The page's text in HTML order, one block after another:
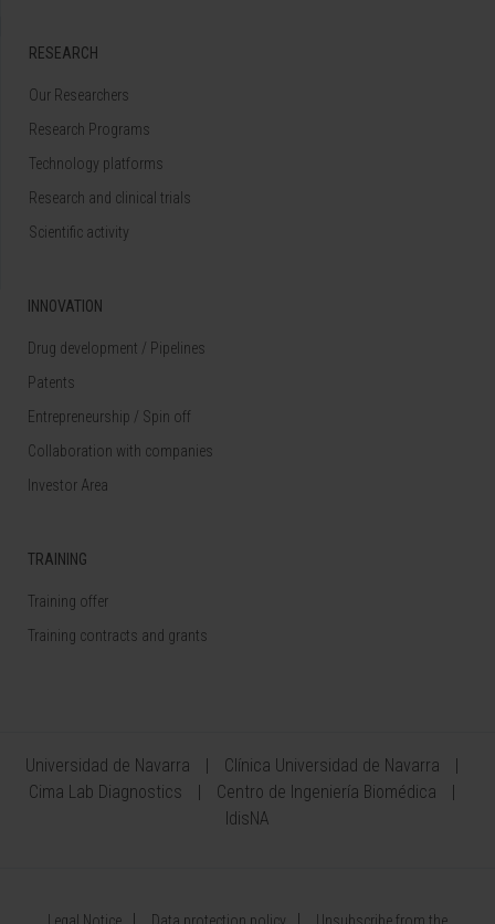
RESEARCH
Our Researchers
Research Programs
Technology platforms
Research and clinical trials
Scientific activity
INNOVATION
Drug development / Pipelines
Patents
Entrepreneurship / Spin off
Collaboration with companies
Investor Area
TRAINING
Training offer
Training contracts and grants
Universidad de Navarra
Clínica Universidad de Navarra
Cima Lab Diagnostics
Centro de Ingeniería Biomédica
IdisNA
Legal Notice Data protection policy Unsubscribe from the